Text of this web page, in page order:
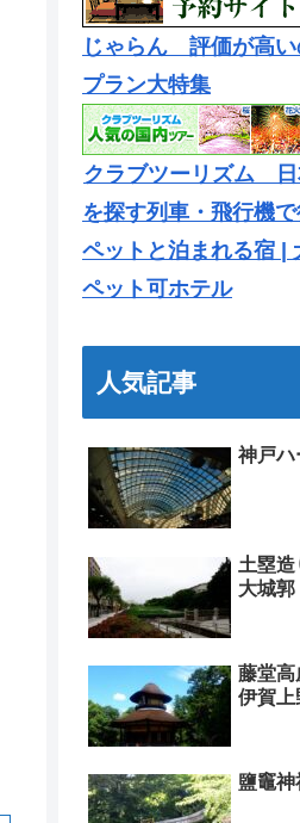
じゃらん 評価が高い
プラン大特集
クラブツーリズム 日
を探す列車・飛行機
ペットと泊まれる宿 |
ペット可ホテル
人気記事
神戸ハ
土塁
大城
藤堂
伊賀上
鹽竈神